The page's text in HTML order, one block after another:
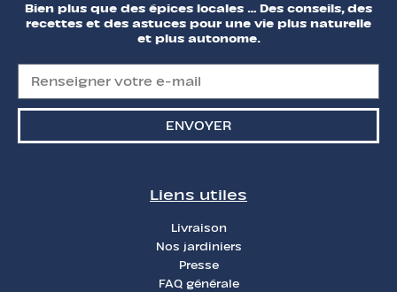
Bien plus que des épices locales … Des conseils, des
recettes et des astuces pour une vie plus naturelle
et plus autonome.
ENVOYER
Liens utiles
Livraison
Nos jardiniers
Presse
FAQ générale